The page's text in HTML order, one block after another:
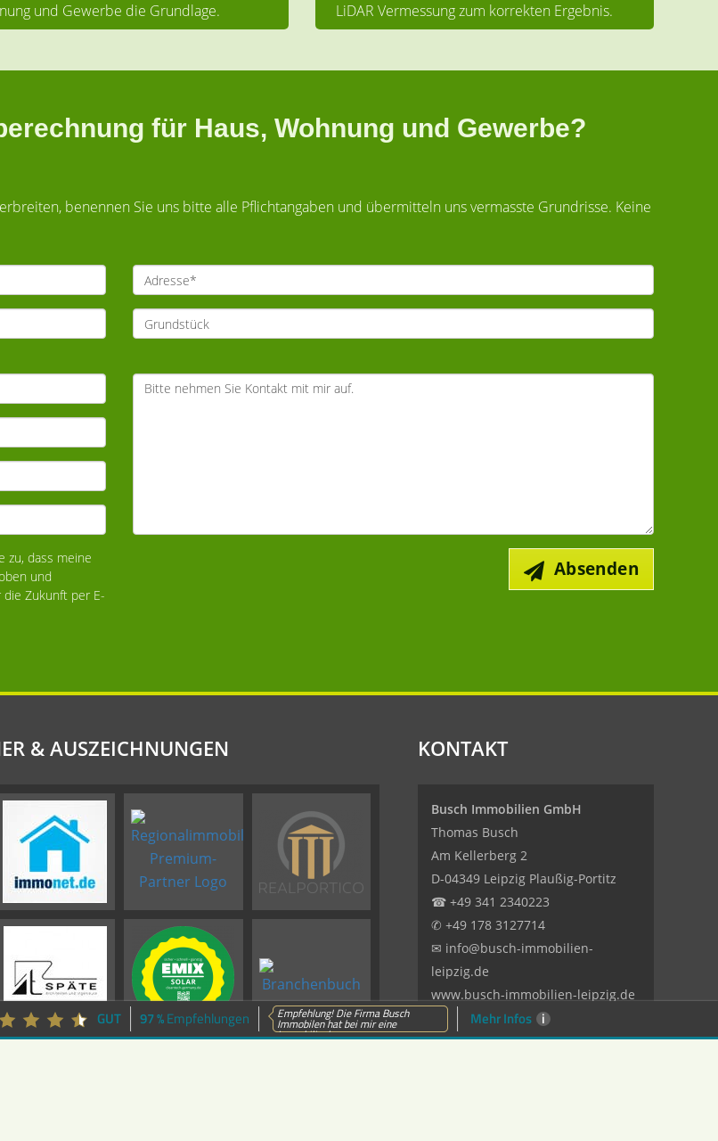
und Gewerbe die Grundlage.
LiDAR Vermessung zum korrekten Ergebnis.
für Haus, Wohnung und Gewerbe?
benennen Sie uns bitte alle Pflichtangaben und übermitteln uns vermasste Grundrisse. Keine
zu, dass meine
und
die Zukunft per E-
Absenden
GUT 97 %Empfehlungen Empfehlung! Die Firma Busch
Immobilen hat bei mir eine
Immobilienbe...
Mehr Infos i
& AUSZEICHNUNGEN KONTAKT
Busch Immobilien GmbH
Thomas Busch
Am Kellerberg 2
D-04349 Leipzig Plaußig-Portitz
☎ +49 341 2340223
✆ +49 178 3127714
✉ info@busch-immobilien-
leipzig.de
www.busch-immobilien-leipzig.de